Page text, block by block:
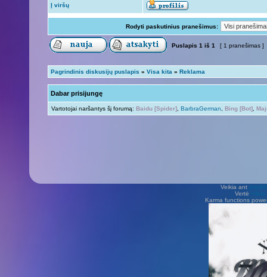
Į viršų
Rodyti paskutinius pranešimus:
Puslapis 1 iš 1 [ 1 pranešimas ]
Pagrindinis diskusijų puslapis » Visa kita » Reklama
Dabar prisijungę
Vartotojai naršantys šį forumą: Baidu [Spider] BarbraGerman Bing [Bot]
Veikia ant
Vertė Vilius
Karma functions